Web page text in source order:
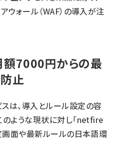
ウォール（WAF）の導入が注
額7000円からの最
止
は、導入とルール設定の容
のような現状に対し「netfire
画面や最新ルールの日本語環